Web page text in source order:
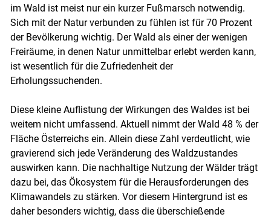
im Wald ist meist nur ein kurzer Fußmarsch notwendig.
Sich mit der Natur verbunden zu fühlen ist für 70 Prozent
der Bevölkerung wichtig. Der Wald als einer der wenigen
Freiräume, in denen Natur unmittelbar erlebt werden kann,
ist wesentlich für die Zufriedenheit der
Erholungssuchenden.
Diese kleine Auflistung der Wirkungen des Waldes ist bei
weitem nicht umfassend. Aktuell nimmt der Wald 48 % der
Fläche Österreichs ein. Allein diese Zahl verdeutlicht, wie
gravierend sich jede Veränderung des Waldzustandes
auswirken kann. Die nachhaltige Nutzung der Wälder trägt
dazu bei, das Ökosystem für die Herausforderungen des
Klimawandels zu stärken. Vor diesem Hintergrund ist es
daher besonders wichtig, dass die überschießende